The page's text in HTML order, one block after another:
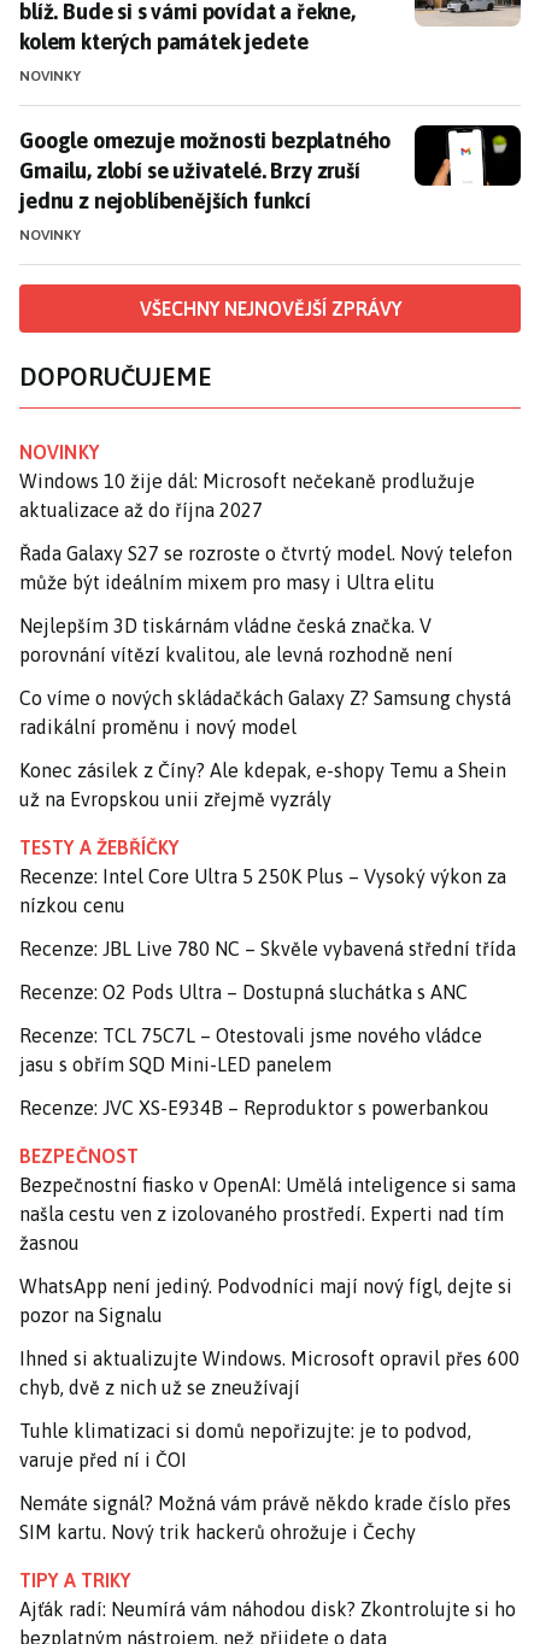
blíž. Bude si s vámi povídat a řekne,
kolem kterých památek jedete
NOVINKY
Google omezuje možnosti bezplatného Gmailu,
Google omezuje možnosti bezplatného
Gmailu, zlobí se uživatelé. Brzy zruší
jednu z nejoblíbenějších funkcí
NOVINKY
VŠECHNY NEJNOVĚJŠÍ ZPRÁVY
DOPORUČUJEME
NOVINKY
Windows 10 žije dál: Microsoft nečekaně prodlužuje
aktualizace až do října 2027
Řada Galaxy S27 se rozroste o čtvrtý model. Nový telefon
může být ideálním mixem pro masy i Ultra elitu
Nejlepším 3D tiskárnám vládne česká značka. V
porovnání vítězí kvalitou, ale levná rozhodně není
Co víme o nových skládačkách Galaxy Z? Samsung chystá
radikální proměnu i nový model
Konec zásilek z Číny? Ale kdepak, e-shopy Temu a Shein
už na Evropskou unii zřejmě vyzrály
TESTY A ŽEBŘÍČKY
Recenze: Intel Core Ultra 5 250K Plus – Vysoký výkon za
nízkou cenu
Recenze: JBL Live 780 NC – Skvěle vybavená střední třída
Recenze: O2 Pods Ultra – Dostupná sluchátka s ANC
Recenze: TCL 75C7L – Otestovali jsme nového vládce
jasu s obřím SQD Mini-LED panelem
Recenze: JVC XS-E934B – Reproduktor s powerbankou
BEZPEČNOST
Bezpečnostní fiasko v OpenAI: Umělá inteligence si sama
našla cestu ven z izolovaného prostředí. Experti nad tím
žasnou
WhatsApp není jediný. Podvodníci mají nový fígl, dejte si
pozor na Signalu
Ihned si aktualizujte Windows. Microsoft opravil přes 600
chyb, dvě z nich už se zneužívají
Tuhle klimatizaci si domů nepořizujte: je to podvod,
varuje před ní i ČOI
Nemáte signál? Možná vám právě někdo krade číslo přes
SIM kartu. Nový trik hackerů ohrožuje i Čechy
TIPY A TRIKY
Ajťák radí: Neumírá vám náhodou disk? Zkontrolujte si ho
bezplatným nástrojem, než přijdete o data